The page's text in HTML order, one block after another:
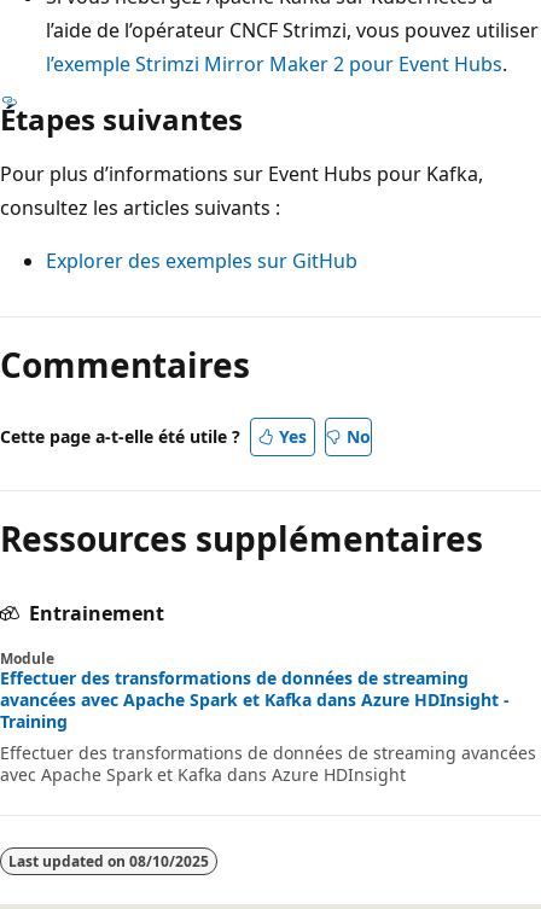
l’aide de l’opérateur CNCF Strimzi, vous pouvez utiliser
l’exemple Strimzi Mirror Maker 2 pour Event Hubs.
Étapes suivantes
Pour plus d’informations sur Event Hubs pour Kafka,
consultez les articles suivants :
Explorer des exemples sur GitHub
Commentaires
Cette page a-t-elle été utile ? Yes No
Ressources supplémentaires
Entrainement
Module
Effectuer des transformations de données de streaming
avancées avec Apache Spark et Kafka dans Azure HDInsight -
Training
Effectuer des transformations de données de streaming avancées
avec Apache Spark et Kafka dans Azure HDInsight
Last updated on 08/10/2025